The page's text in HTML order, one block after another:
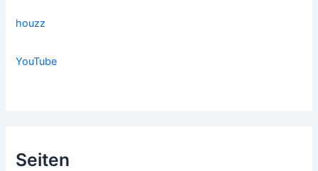
houzz
YouTube
Seiten